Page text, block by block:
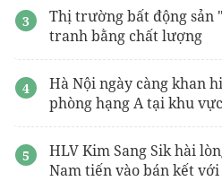
Thị trường bất động sản
tranh bằng chất lượng
Hà Nội ngày càng khan
phòng hạng A tại khu
HLV Kim Sang Sik hài
Nam tiến vào bán kết